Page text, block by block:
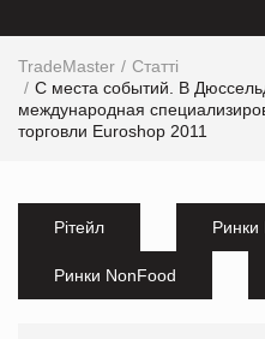
TradeMaster
Статті
С места событий. В
международная
торговли Euroshop 2011
Рітейл Ринки
Ринки NonFood